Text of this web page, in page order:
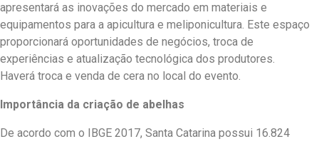
apresentará as inovações do mercado em materiais e
equipamentos para a apicultura e meliponicultura. Este espaço
proporcionará oportunidades de negócios, troca de
experiências e atualização tecnológica dos produtores.
Haverá troca e venda de cera no local do evento.
Importância da criação de abelhas
De acordo com o IBGE 2017, Santa Catarina possui 16.824